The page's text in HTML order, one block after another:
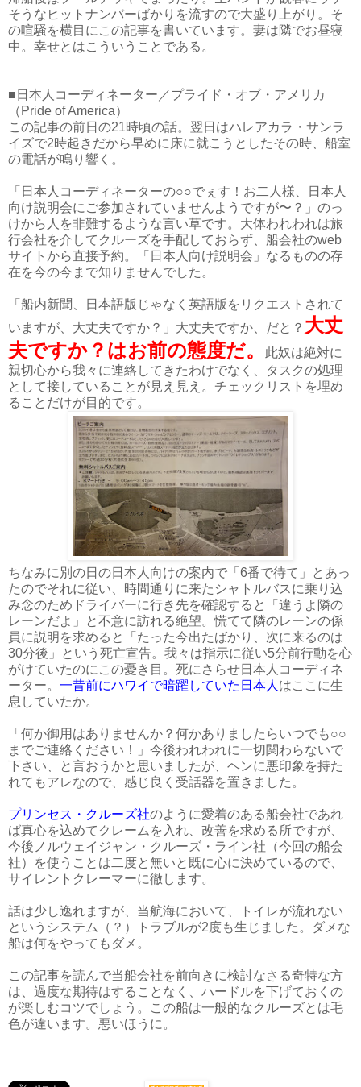
そうなヒットナンバーばかりを流すので大盛り上がり。そ
の喧騒を横目にこの記事を書いています。妻は隣でお昼寝
中。幸せとはこういうことである。
■日本人コーディネーター／プライド・オブ・アメリカ
（Pride of America）
この記事の前日の21時頃の話。翌日はハレアカラ・サンラ
イズで2時起きだから早めに床に就こうとしたその時、船室
の電話が鳴り響く。
「日本人コーディネーターの○○でぇす！お二人様、日本人
向け説明会にご参加されていませんようですが〜？」のっ
けから人を非難するような言い草です。大体われわれは旅
行会社を介してクルーズを手配しておらず、船会社のweb
サイトから直接予約。「日本人向け説明会」なるものの存
在を今の今まで知りませんでした。
「船内新聞、日本語版じゃなく英語版をリクエストされて
いますが、大丈夫ですか？」大丈夫ですか、だと？ 大丈
夫ですか？はお前の態度だ。
此奴は絶対に
親切心から我々に連絡してきたわけでなく、タスクの処理
として接していることが見え見え。チェックリストを埋め
ることだけが目的です。
ちなみに別の日の日本人向けの案内で「6番で待て」とあっ
たのでそれに従い、時間通りに来たシャトルバスに乗り込
み念のためドライバーに行き先を確認すると「違うよ隣の
レーンだよ」と不意に訪れる絶望。慌てて隣のレーンの係
員に説明を求めると「たった今出たばかり、次に来るのは
30分後」という死亡宣告。我々は指示に従い5分前行動を心
がけていたのにこの憂き目。死にさらせ日本人コーディネ
ーター。 一昔前にハワイで暗躍していた日本人 はここに生
息していたか。
「何か御用はありませんか？何かありましたらいつでも○○
までご連絡ください！」今後われわれに一切関わらないで
下さい、と言おうかと思いましたが、ヘンに悪印象を持た
れてもアレなので、感じ良く受話器を置きました。
プリンセス・クルーズ社のように愛着のある船会社であれ
ば真心を込めてクレームを入れ、改善を求める所ですが、
今後ノルウェイジャン・クルーズ・ライン社（今回の船会
社）を使うことは二度と無いと既に心に決めているので、
サイレントクレーマーに徹します。
話は少し逸れますが、当航海において、トイレが流れない
というシステム（？）トラブルが2度も生じました。ダメな
船は何をやってもダメ。
この記事を読んで当船会社を前向きに検討なさる奇特な方
は、過度な期待はすることなく、ハードルを下げておくの
が楽しむコツでしょう。この船は一般的なクルーズとは毛
色が違います。悪いほうに。